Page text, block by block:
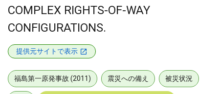
COMPLEX RIGHTS-OF-WAY
CONFIGURATIONS.
提供元サイトで表示
福島第一原発事故 (2011) 震災への備え 被災状況